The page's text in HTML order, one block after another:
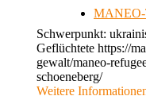
MANEO-
Schwerpunkt:
Geflüchtete https://
gewalt/maneo-
schoeneberg/
Weitere